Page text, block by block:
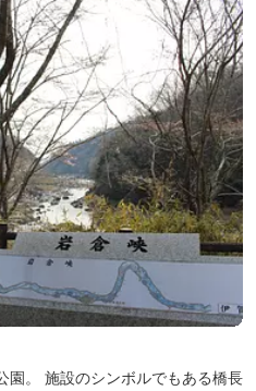
園。 施設のシンボルでもある橋長